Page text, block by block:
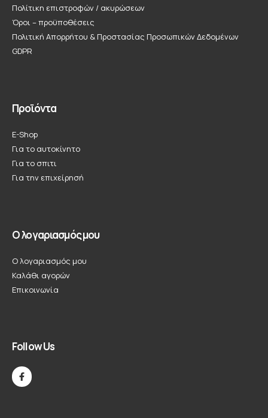
Πολίτικη επιστροφών / ακυρώσεων
Όροι – προϋποθέσεις
Πολιτική Απορρήτου & Προστασίας Προσωπικών Δεδομένων
GDPR
Προϊόντα
E-Shop
Για το αυτοκίνητο
Για το σπιτι
Για την επιχείρησή
Ο λογαριασμός μου
Ο λογαριασμός μου
Καλάθι αγορών
Επικοινωνία
Follow Us